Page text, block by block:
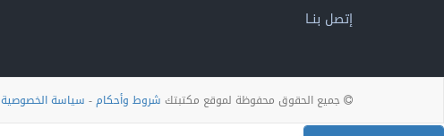
إتصل بنــا
جميع الحقوق محفوظة لموقع مكتبتك شروط وأحكام- سياسة الخصوصية